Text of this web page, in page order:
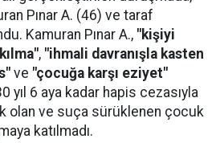
Pınar A. (46) ve taraf
Kamuran Pınar A., "kişiyi
, "ihmali davranışla kasten
ve "çocuğa karşı eziyet"
yıl 6 aya kadar hapis cezasıyla
olan ve suça sürüklenen çocuk
katılmadı.